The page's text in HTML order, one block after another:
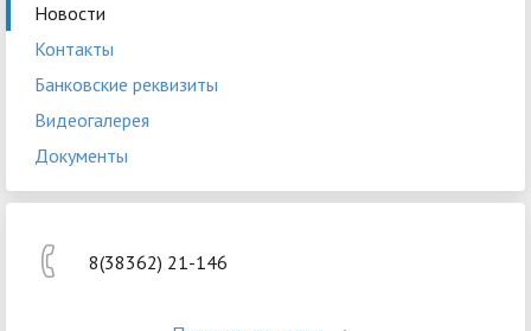
Новости
Контакты
Банковские реквизиты
Видеогалерея
Документы
8(38362) 21-146